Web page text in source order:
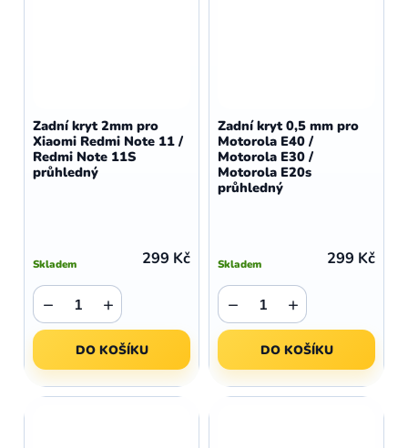
Zadní kryt 2mm pro
Xiaomi Redmi Note 11 /
Redmi Note 11S
průhledný
Skladem 299 Kč
+
−
DO KOŠÍKU
Zadní kryt 0,5 mm pro
Motorola E40 /
Motorola E30 /
Motorola E20s
průhledný
Skladem 299 Kč
+
−
DO KOŠÍKU